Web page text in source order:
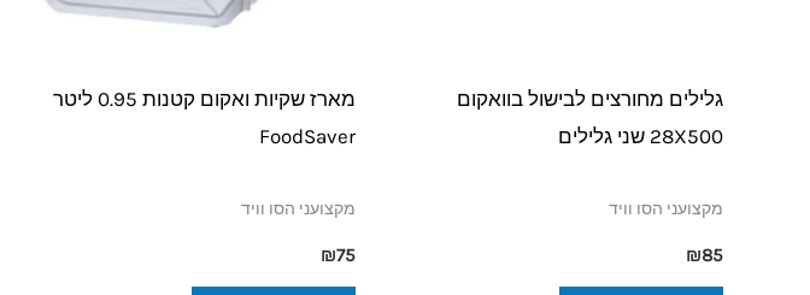
גלילים מחורצים לבישול בוואקום
28X500 שני גלילים
מקצועני הסו וויד
₪85
מארז שקיות ואקום קטנות 0.95 ליטר
FoodSaver
מקצועני הסו וויד
₪75